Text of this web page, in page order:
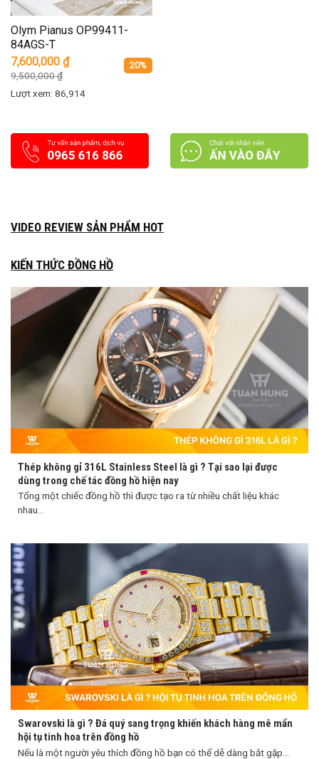
Olym Pianus OP99411-
84AGS-T
7,600,000 ₫
9,500,000₫
20%
Lượt xem: 86,914
VIDEO REVIEW SẢN PHẨM HOT
KIẾN THỨC ĐỒNG HỒ
Thép không gỉ 316L Stainless Steel là gì ? Tại sao lại được
dùng trong chế tác đồng hồ hiện nay
Tổng một chiếc đồng hồ thì được tạo ra từ nhiều chất liệu khác
nhau...
Swarovski là gì ? Đá quý sang trọng khiến khách hàng mê mẩn
hội tụ tinh hoa trên đồng hồ
Nếu là một người yêu thích đồng hồ bạn có thể dễ dàng bắt gặp...